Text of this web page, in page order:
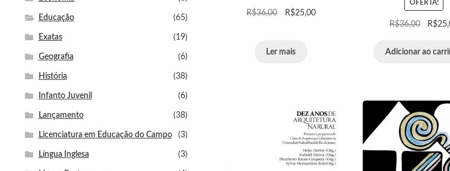
R$36,00 R$25,00
Ler mais
OFERTA!
R$36,00 R$
Adicionar ao
Educação (65)
Exatas (19)
Geografia (6)
História (38)
Infanto Juvenil (6)
Lançamento (38)
Licenciatura em Educação do Campo (3)
Língua Inglesa (3)